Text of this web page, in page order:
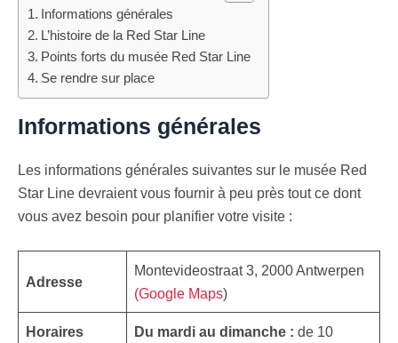
Informations générales
L’histoire de la Red Star Line
Points forts du musée Red Star Line
Se rendre sur place
Informations générales
Les informations générales suivantes sur le musée Red
Star Line devraient vous fournir à peu près tout ce dont
vous avez besoin pour planifier votre visite :
Adresse
Montevideostraat 3, 2000 Antwerpen
(Google Maps)
Horaires
Du mardi au dimanche : de 10